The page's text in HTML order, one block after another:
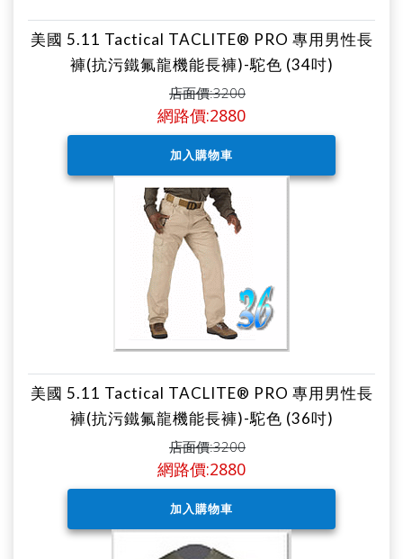
美國 5.11 Tactical TACLITE® PRO 專用男性長
褲(抗污鐵氟龍機能長褲)-駝色 (34吋)
店面價:3200
網路價:2880
美國 5.11 Tactical TACLITE® PRO 專用男性長
褲(抗污鐵氟龍機能長褲)-駝色 (36吋)
店面價:3200
網路價:2880